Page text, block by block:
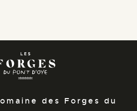
des Forges du